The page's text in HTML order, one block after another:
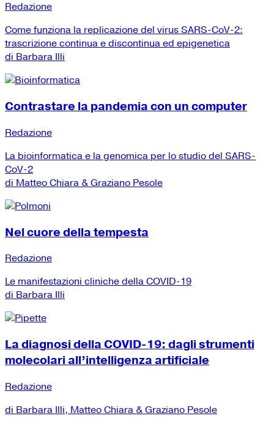
Redazione
Come funziona la replicazione del virus SARS-CoV-2:
trascrizione continua e discontinua ed epigenetica
di Barbara Illi
Contrastare la pandemia con un computer
Redazione
La bioinformatica e la genomica per lo studio del SARS-
CoV-2
di Matteo Chiara & Graziano Pesole
Nel cuore della tempesta
Redazione
Le manifestazioni cliniche della COVID-19
di Barbara Illi
La diagnosi della COVID-19: dagli strumenti
molecolari all’intelligenza artificiale
Redazione
di Barbara Illi, Matteo Chiara & Graziano Pesole